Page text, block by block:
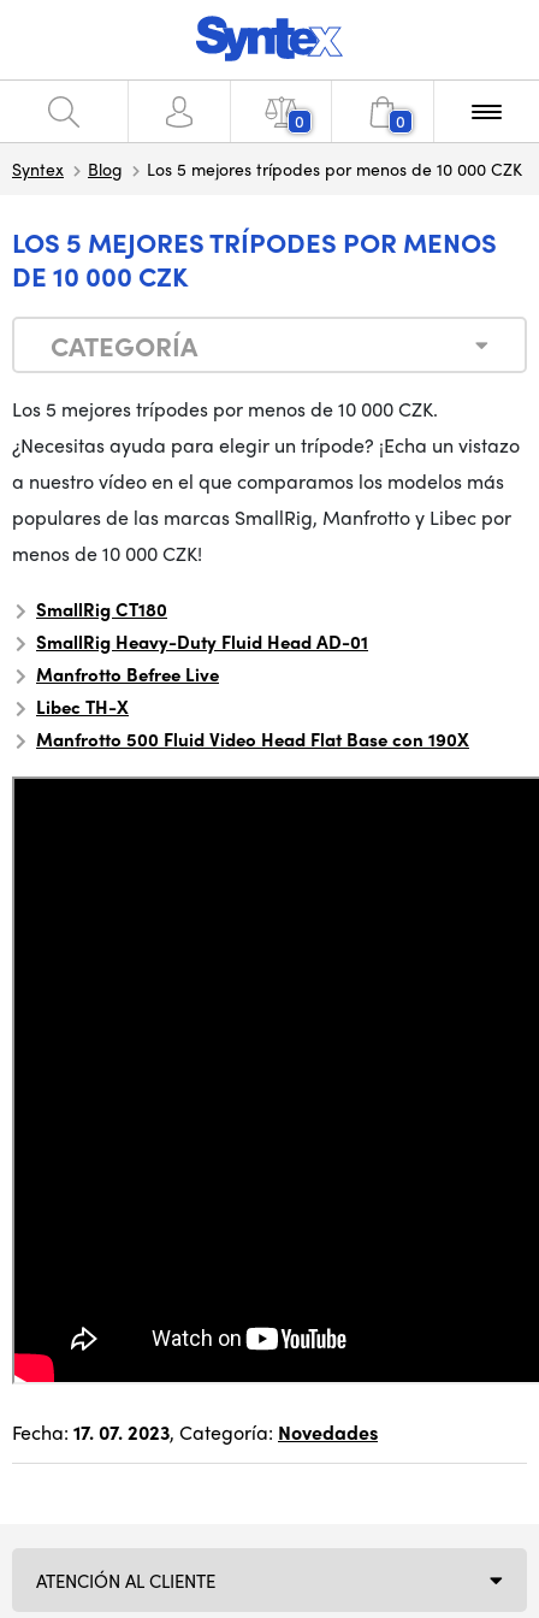
0 0
Syntex Blog Los 5 mejores trípodes por menos de 10 000 CZK
LOS 5 MEJORES TRÍPODES POR MENOS
DE 10 000 CZK
CATEGORÍA
Los 5 mejores trípodes por menos de 10 000 CZK.
¿Necesitas ayuda para elegir un trípode? ¡Echa un vistazo
a nuestro vídeo en el que comparamos los modelos más
populares de las marcas SmallRig, Manfrotto y Libec por
menos de 10 000 CZK!
SmallRig CT180
SmallRig Heavy-Duty Fluid Head AD-01
Manfrotto Befree Live
Libec TH-X
Manfrotto 500 Fluid Video Head Flat Base con 190X
Fecha: 17. 07. 2023, Categoría: Novedades
ATENCIÓN AL CLIENTE